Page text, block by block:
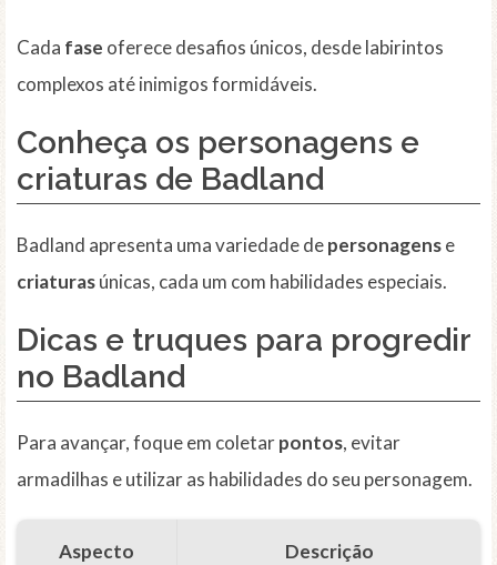
Cada fase oferece desafios únicos, desde labirintos
complexos até inimigos formidáveis.
Conheça os personagens e
criaturas de Badland
Badland apresenta uma variedade depersonagense
criaturasúnicas, cada um com habilidades especiais.
Dicas e truques para progredir
no Badland
Para avançar, foque em coletarpontos, evitar
armadilhas e utilizar as habilidades do seu personagem.
Aspecto Descrição